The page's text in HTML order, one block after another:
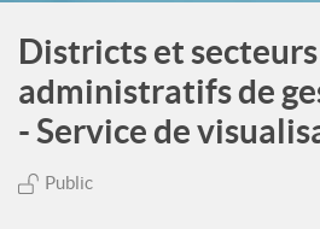
Districts et secteurs
administratifs de
- Service de
Public